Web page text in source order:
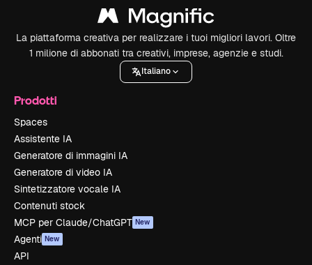
La piattaforma creativa per realizzare i tuoi migliori lavori. Oltre
1 milione di abbonati tra creativi, imprese, agenzie e studi.
Italiano
Prodotti
Spaces
Assistente IA
Generatore di immagini IA
Generatore di video IA
Sintetizzatore vocale IA
Contenuti stock
MCP per Claude/ChatGPT New
Agenti New
API